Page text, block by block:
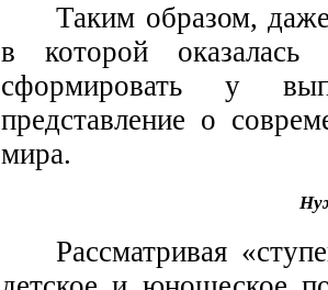
Таким образом,
в которой оказалась
сформировать у
представление о
мира.
Рассматривая